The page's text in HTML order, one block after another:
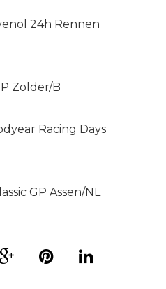
24h Rennen
Zolder/B
Racing Days
GP Assen/NL